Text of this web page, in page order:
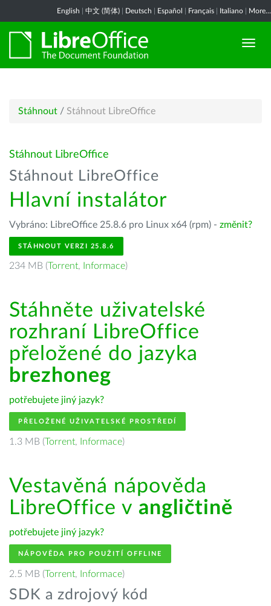
English 中文 (简体) Deutsch Español Français Italiano More...
Stáhnout / Stáhnout LibreOffice
Stáhnout LibreOffice
Stáhnout LibreOffice
Hlavní instalátor
Vybráno: LibreOffice 25.8.6 pro Linux x64 (rpm) - změnit?
STÁHNOUT VERZI 25.8.6
234 MB (Torrent, Informace)
Stáhněte uživatelské
rozhraní LibreOffice
přeložené do jazyka
brezhoneg
potřebujete jiný jazyk?
PŘELOŽENÉ UŽIVATELSKÉ PROSTŘEDÍ
1.3 MB (Torrent, Informace)
Vestavěná nápověda
LibreOffice v angličtině
potřebujete jiný jazyk?
NÁPOVĚDA PRO POUŽITÍ OFFLINE
2.5 MB (Torrent, Informace)
SDK a zdrojový kód